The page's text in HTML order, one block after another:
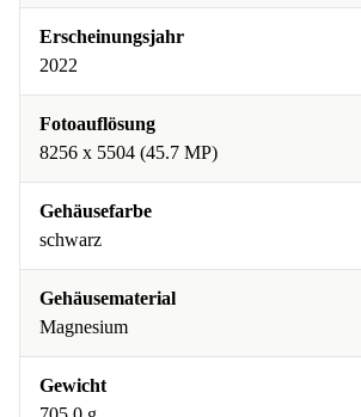
Erscheinungsjahr
2022
Fotoauflösung
8256 x 5504 (45.7 MP)
Gehäusefarbe
schwarz
Gehäusematerial
Magnesium
Gewicht